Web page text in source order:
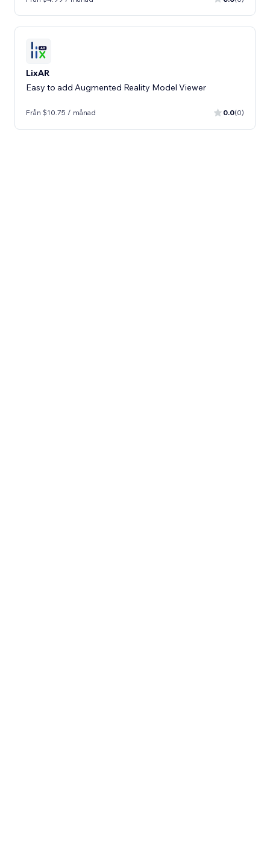
LixAR
Easy to add Augmented Reality Model Viewer
Från $10.75 / månad 0.0(0)